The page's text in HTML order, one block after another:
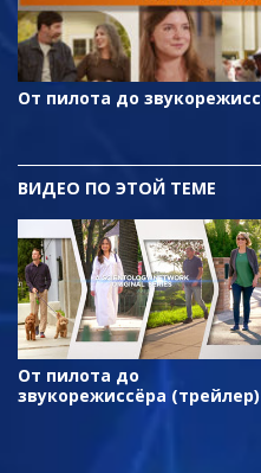
От пилота до
ВИДЕО ПО ЭТОЙ ТЕМЕ
От пилота до
звукорежиссёра (трейлер)